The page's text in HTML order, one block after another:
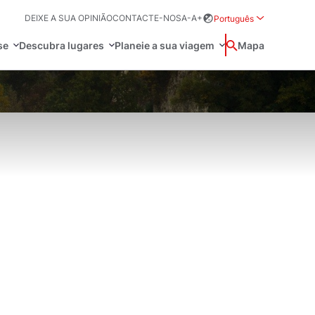
DEIXE A SUA OPINIÃOCONTACTE-NOSA-A+
Português
Descubra lugares Planeie a sua viagem Procurar
Mapa
Français